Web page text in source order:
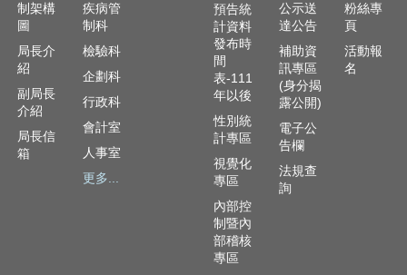
資
訊
安
全
政
隱
制架構
圖
局長介
紹
副局長
介紹
局長信
箱
疾病管
制科
檢驗科
企劃科
行政科
會計室
人事室
更多...
預告統
計資料
發布時
間
表-111
年以後
性別統
計專區
視覺化
專區
內部控
制暨內
部稽核
專區
公示送
達公告
補助資
訊專區
(身分揭
露公開)
電子公
告欄
法規查
詢
粉絲專
頁
活動報
名